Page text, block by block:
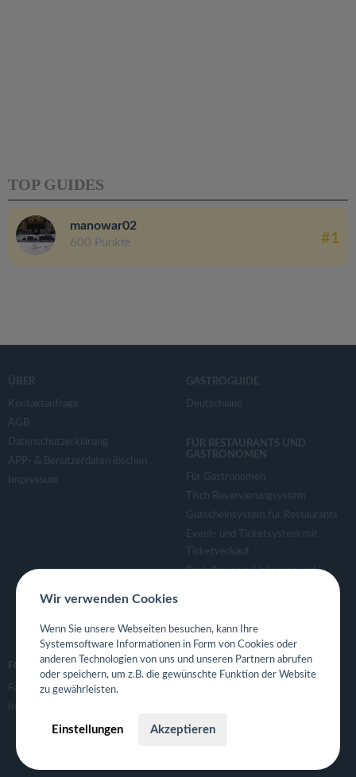
TOP GUIDES
manowar02
600 Punkte #1
ÜBER
Kontaktanfrage
AGB
Datenschutzerklärung
APP- & Benutzerdaten löschen
Impressum
GASTROGUIDE
Deutschland
FÜR RESTAURANTS UND
GASTRONOMEN
Für Gastronomen
Tisch Reservierungsystem
Gutscheinsystem für Restaurants
Event- und Ticketsystem mit
Ticketverkauf
Bestellsystem Lieferung und
Eigene App für Restaurant
FOLGE UNS
Facebook
Instagram
Wir verwenden Cookies
Wenn Sie unsere Webseiten besuchen, kann Ihre
Systemsoftware Informationen in Form von Cookies oder
anderen Technologien von uns und unseren Partnern abrufen
oder speichern, um z.B. die gewünschte Funktion der Website
zu gewährleisten.
Einstellungen Akzeptieren